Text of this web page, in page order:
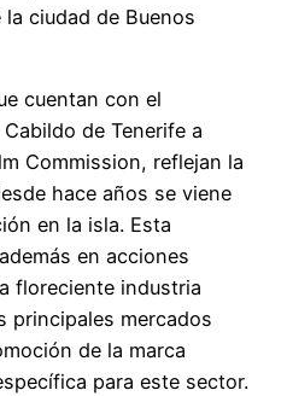
ciudad de Buenos
cuentan con el
de Tenerife a
Commission, reflejan la
hace años se viene
en la isla. Esta
en acciones
floreciente industria
principales mercados
de la marca
para este sector.